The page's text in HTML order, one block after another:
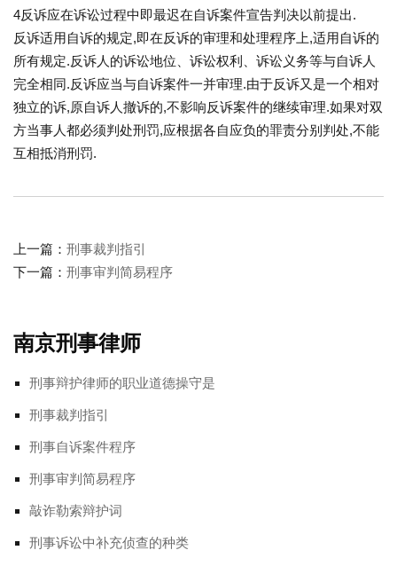
4反诉应在诉讼过程中即最迟在自诉案件宣告判决以前提出.
反诉适用自诉的规定,即在反诉的审理和处理程序上,适用自诉的
所有规定.反诉人的诉讼地位、诉讼权利、诉讼义务等与自诉人
完全相同.反诉应当与自诉案件一并审理.由于反诉又是一个相对
独立的诉,原自诉人撤诉的,不影响反诉案件的继续审理.如果对双
方当事人都必须判处刑罚,应根据各自应负的罪责分别判处,不能
互相抵消刑罚.
上一篇： 刑事裁判指引
下一篇： 刑事审判简易程序
南京刑事律师
刑事辩护律师的职业道德操守是
刑事裁判指引
刑事自诉案件程序
刑事审判简易程序
敲诈勒索辩护词
刑事诉讼中补充侦查的种类